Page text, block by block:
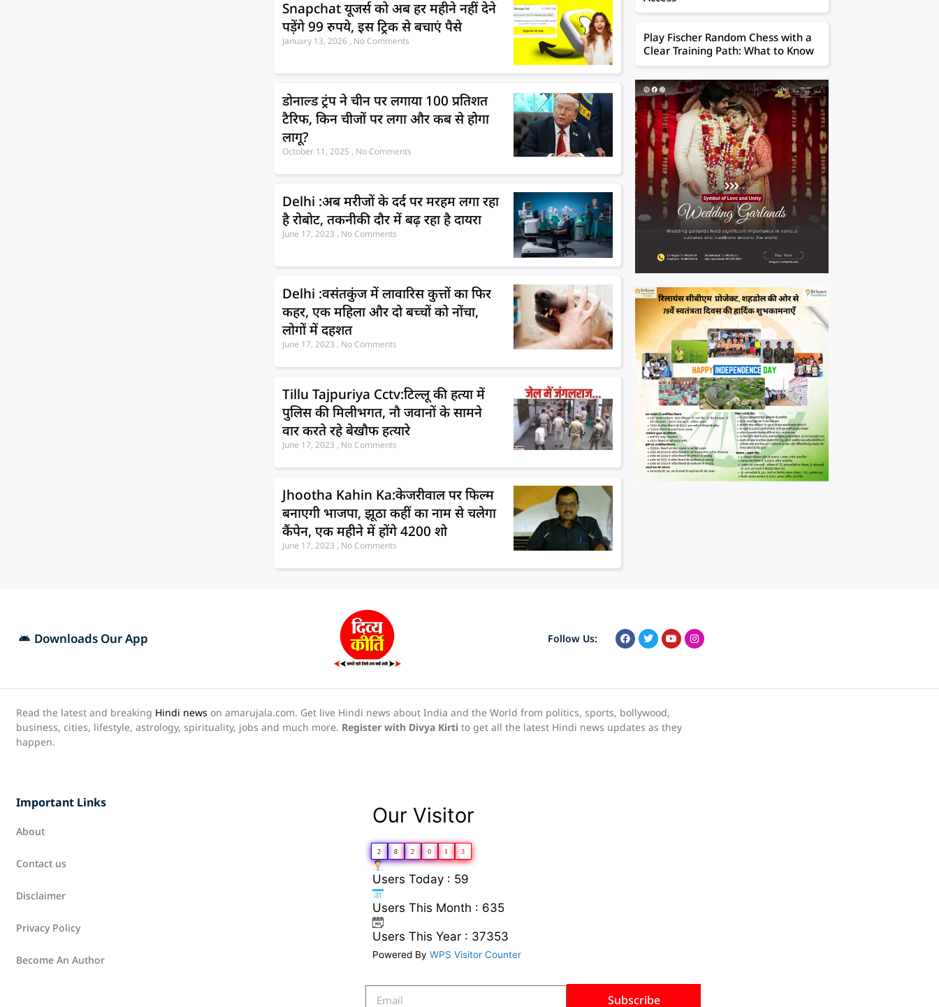
Snapchat यूजर्स को अब हर महीने नहीं देने
पड़ेंगे 99 रुपये, इस ट्रिक से बचाएं पैसे
January 13, 2026 No Comments
डोनाल्ड ट्रंप ने चीन पर लगाया 100 प्रतिशत
टैरिफ, किन चीजों पर लगा और कब से होगा
लागू?
October 11, 2025 No Comments
Delhi :अब मरीजों के दर्द पर मरहम लगा रहा
है रोबोट, तकनीकी दौर में बढ़ रहा है दायरा
June 17, 2023 No Comments
Delhi :वसंतकुंज में लावारिस कुत्तों का फिर
कहर, एक महिला और दो बच्चों को नोंचा,
लोगों में दहशत
June 17, 2023 No Comments
Tillu Tajpuriya Cctv:टिल्लू की हत्या में
पुलिस की मिलीभगत, नौ जवानों के सामने
वार करते रहे बेखौफ हत्यारे
June 17, 2023 No Comments
Jhootha Kahin Ka:केजरीवाल पर फिल्म
बनाएगी भाजपा, झूठा कहीं का नाम से चलेगा
कैंपेन, एक महीने में होंगे 4200 शो
June 17, 2023 No Comments
Play Fischer Random Chess with a
Clear Training Path: What to Know
Downloads Our App Follow Us:
Read the latest and breaking Hindi news on amarujala.com. Get live Hindi news about India and the World from politics, sports, bollywood,
business, cities, lifestyle, astrology, spirituality, jobs and much more. Register with Divya Kirti to get all the latest Hindi news updates as they
happen.
Important Links
About
Contact us
Disclaimer
Privacy Policy
Become An Author
Our Visitor
2 8 2 0 1 3
Users Today : 59
Users This Month : 635
Users This Year : 37353
Powered ByWPS Visitor Counter
Subscribe